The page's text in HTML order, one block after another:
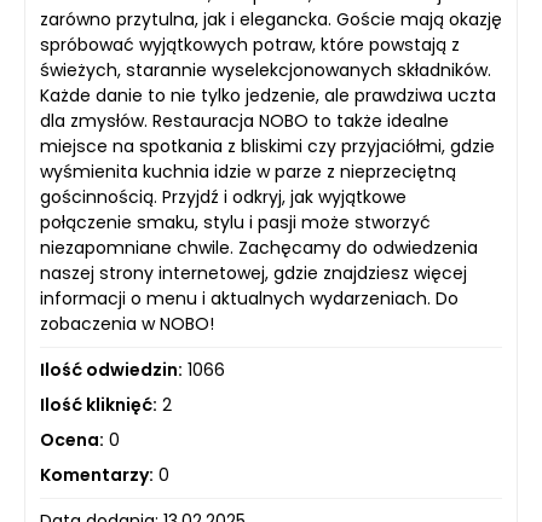
zarówno przytulna, jak i elegancka. Goście mają okazję
spróbować wyjątkowych potraw, które powstają z
świeżych, starannie wyselekcjonowanych składników.
Każde danie to nie tylko jedzenie, ale prawdziwa uczta
dla zmysłów. Restauracja NOBO to także idealne
miejsce na spotkania z bliskimi czy przyjaciółmi, gdzie
wyśmienita kuchnia idzie w parze z nieprzeciętną
gościnnością. Przyjdź i odkryj, jak wyjątkowe
połączenie smaku, stylu i pasji może stworzyć
niezapomniane chwile. Zachęcamy do odwiedzenia
naszej strony internetowej, gdzie znajdziesz więcej
informacji o menu i aktualnych wydarzeniach. Do
zobaczenia w NOBO!
Ilość odwiedzin: 1066
Ilość kliknięć: 2
Ocena: 0
Komentarzy: 0